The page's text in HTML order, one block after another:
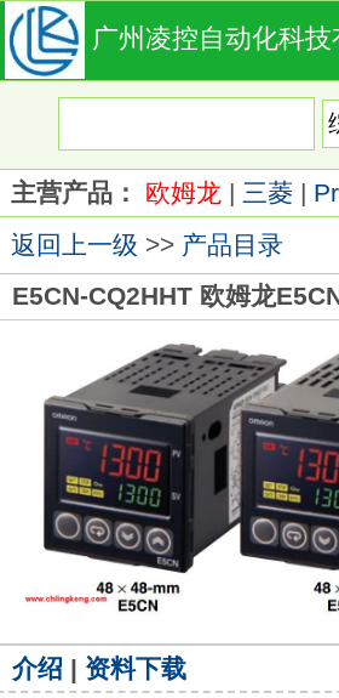
广州凌控自动化科技
主营产品： 欧姆龙 | 三菱 |
返回上一级 >> 产品目录
E5CN-CQ2HHT 欧姆龙
介绍 | 资料下载